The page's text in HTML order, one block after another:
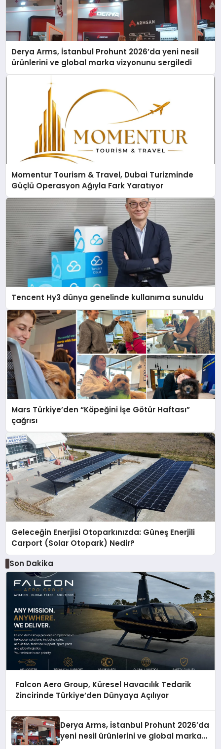
Derya Arms, İstanbul Prohunt 2026’da yeni nesil
ürünlerini ve global marka vizyonunu sergiledi
Momentur Tourism & Travel, Dubai Turizminde
Güçlü Operasyon Ağıyla Fark Yaratıyor
Tencent Hy3 dünya genelinde kullanıma sunuldu
Mars Türkiye’den “Köpeğini İşe Götür Haftası”
çağrısı
Geleceğin Enerjisi Otoparkınızda: Güneş Enerjili
Carport (Solar Otopark) Nedir?
Son Dakika
Falcon Aero Group, Küresel Havacılık Tedarik
Zincirinde Türkiye’den Dünyaya Açılıyor
Derya Arms, İstanbul Prohunt 2026’da
yeni nesil ürünlerini ve global marka